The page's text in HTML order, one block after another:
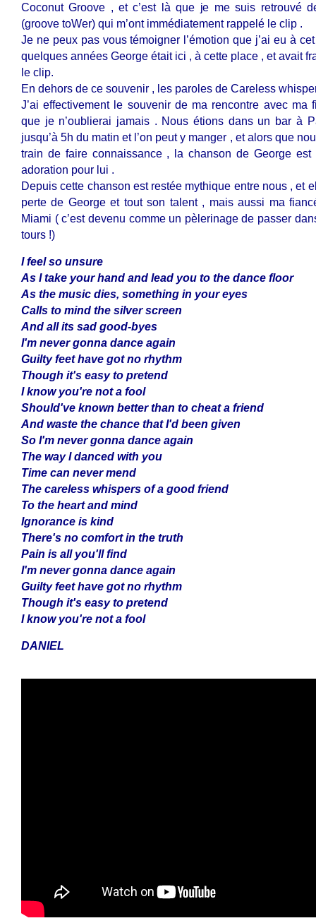
Coconut Groove , et c’est là que je me suis retrouvé
(groove toWer) qui m’ont immédiatement rappelé le clip .
Je ne peux pas vous témoigner l’émotion que j’ai eu à
quelques années George était ici , à cette place , et avait
le clip.
En dehors de ce souvenir , les paroles de Careless
J’ai effectivement le souvenir de ma rencontre avec ma
que je n’oublierai jamais . Nous étions dans un bar à
jusqu’à 5h du matin et l’on peut y manger , et alors que
train de faire connaissance , la chanson de George
adoration pour lui .
Depuis cette chanson est restée mythique entre nous , et
perte de George et tout son talent , mais aussi ma
Miami ( c’est devenu comme un pèlerinage de passer
tours !)
I feel so unsure
As I take your hand and lead you to the dance floor
As the music dies, something in your eyes
Calls to mind the silver screen
And all its sad good-byes
I'm never gonna dance again
Guilty feet have got no rhythm
Though it's easy to pretend
I know you're not a fool
Should've known better than to cheat a friend
And waste the chance that I'd been given
So I'm never gonna dance again
The way I danced with you
Time can never mend
The careless whispers of a good friend
To the heart and mind
Ignorance is kind
There's no comfort in the truth
Pain is all you'll find
I'm never gonna dance again
Guilty feet have got no rhythm
Though it's easy to pretend
I know you're not a fool
DANIEL